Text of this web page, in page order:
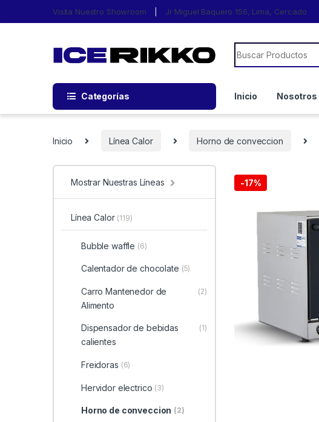
Visita Nuestro Showroom Jr Miguel Baquero 156, Lima, Cercado
Categorías Inicio Nosotros
Inicio Línea Calor Horno de conveccion
-17%
Mostrar Nuestras Líneas
Línea Calor (119)
Bubble waffle (6)
Calentador de chocolate (5)
Carro Mantenedor de
Alimento
(2)
Dispensador de bebidas
calientes
(1)
Freidoras (6)
Hervidor electrico (3)
Horno de conveccion (2)